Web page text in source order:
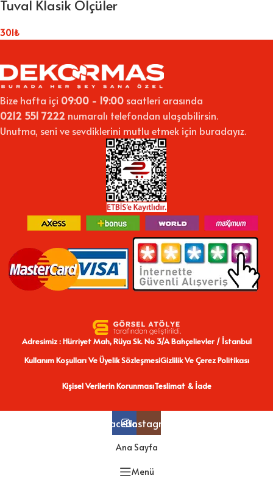
Tuval Klasik Ölçüler
301₺
Bize hafta içi 09:00 - 19:00 saatleri arasında
0212 551 7222 numaralı telefondan ulaşabilirsin.
Unutma, seni ve sevdiklerini mutlu etmek için buradayız.
Adresimiz : Hürriyet Mah, Rüya Sk. No 3/A Bahçelievler / İstanbul
Kullanım Koşulları Ve Üyelik SözleşmesiGizlilik Ve Çerez Politikası
Kişisel Verilerin KorunmasıTeslimat & İade
FacebookInstagram
Ana Sayfa
Menü